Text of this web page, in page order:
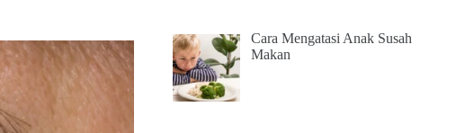
Cara Mengatasi Anak Susah
Makan